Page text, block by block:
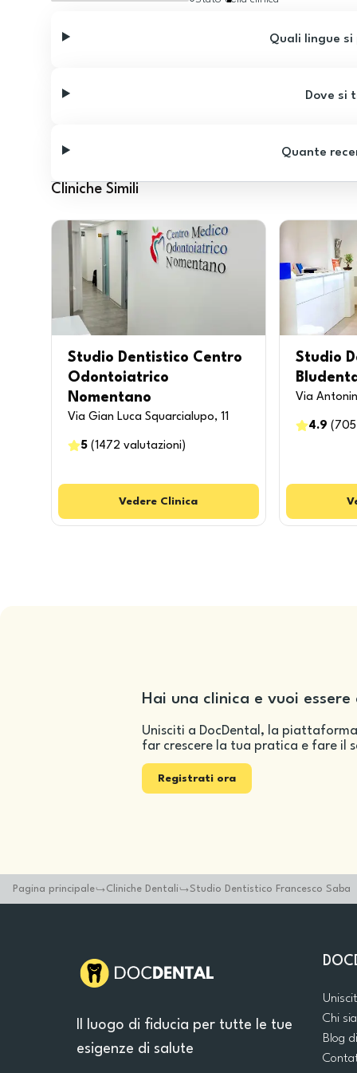
Quali lingue si
Dove si
Quante
Cliniche Simili
Studio Dentistico Centro
Odontoiatrico
Nomentano
Via Gian Luca Squarcialupo, 11
5 (1472 valutazioni )
Vedere Clinica
Studio
Via
4.9 ( 705
Hai una clinica e vuoi essere
Unisciti a DocDental, la
far crescere la tua pratica e fare il
Registrati ora
Pagina principale Cliniche Dentali Studio Dentistico Francesco Saba
Il luogo di fiducia per tutte le tue
esigenze di salute
Chi
Blog